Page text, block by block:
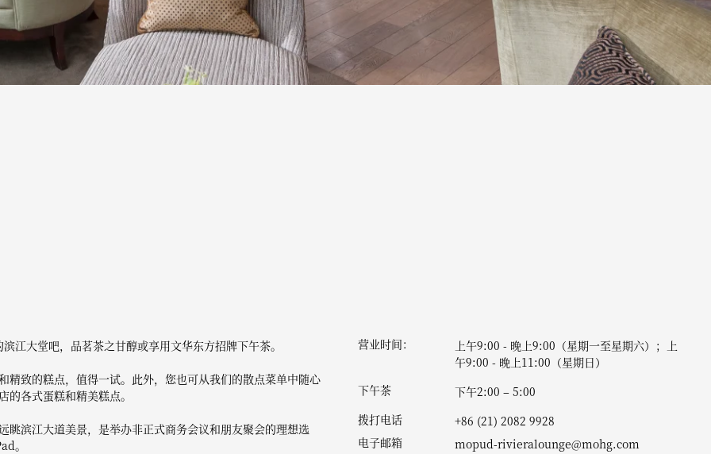
江大堂吧，品茗茶之甘醇或享用文华东方招牌下午茶。
致的糕点，值得一试。此外，您也可从我们的散点菜单中随心
各式蛋糕和精美糕点。
滨江大道美景，是举办非正式商务会议和朋友聚会的理想选
。
营业时间：
上午9:00 - 晚上9:00（星期一至星期六）；上
午9:00 - 晚上11:00（星期日）
下午茶
下午2:00 – 5:00
拨打电话
+86 (21) 2082 9928
电子邮箱
mopud-rivieralounge@mohg.com